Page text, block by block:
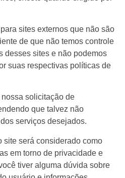
sites externos que não são
de que não temos controle
desses sites e não podemos
suas respectivas políticas de
solicitação de
que talvez não
serviços desejados.
site será considerado como
em torno de privacidade e
tiver alguma dúvida sobre